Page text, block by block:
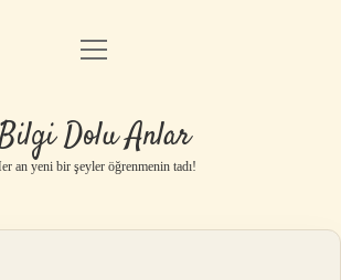
Anasayfa
Yasal Uyarı
menüyü
Dolu Anlar
an yeni bir şeyler öğrenmenin tadı!